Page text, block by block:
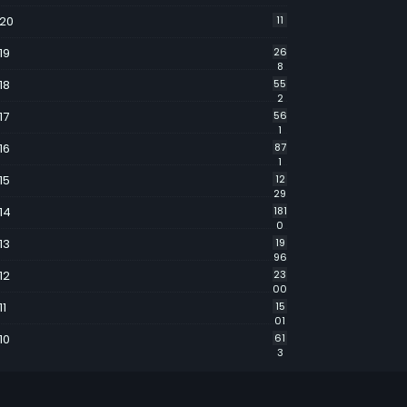
11
26
8
55
2
56
1
87
1
12
29
181
0
19
96
23
00
15
01
61
3